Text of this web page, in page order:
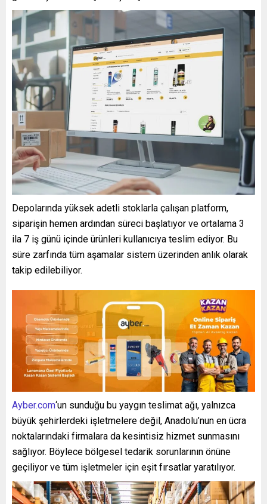
Depolarında yüksek adetli stoklarla çalışan platform,
siparişin hemen ardından süreci başlatıyor ve ortalama 3
ila 7 iş günü içinde ürünleri kullanıcıya teslim ediyor. Bu
süre zarfında tüm aşamalar sistem üzerinden anlık olarak
takip edilebiliyor.
Ayber.com‘un sunduğu bu yaygın teslimat ağı, yalnızca
büyük şehirlerdeki işletmelere değil, Anadolu’nun en ücra
noktalarındaki firmalara da kesintisiz hizmet sunmasını
sağlıyor. Böylece bölgesel tedarik sorunlarının önüne
geçiliyor ve tüm işletmeler için eşit fırsatlar yaratılıyor.